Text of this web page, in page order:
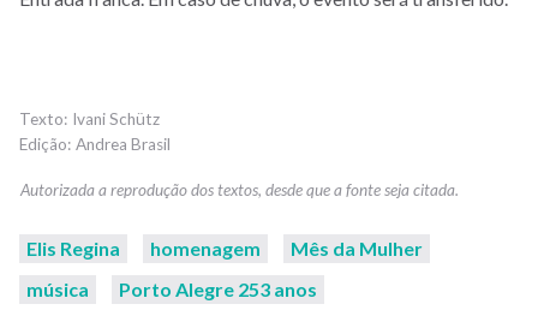
Ivani Schütz
Andrea Brasil
Elis Regina homenagem
Mês da Mulher
música
Porto Alegre 253 anos